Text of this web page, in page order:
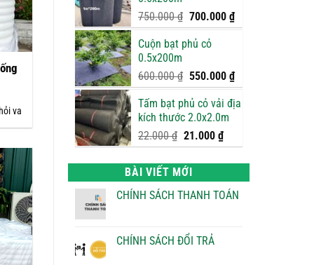
va
900.000 ₫.
750.000₫ Giá
gốc
là:
700.000 ₫Giá
hiện
700.000 ₫.
Cuộn bạt phủ cỏ
0.5x200m
600.000₫ Giá
gốc
là:
600.000 ₫.
550.000 ₫Giá
hiện
tại
Tấm bạt phủ cỏ vải địa
kích thước 2.0x2.0m
22.000₫ Giá
gốc
là:
22.000 ₫.
21.000 ₫Giá
hiện
tại
là:
21.000 ₫.
BÀI VIẾT MỚI
CHÍNH SÁCH THANH TOÁN
luận
ởCHÍNH SÁCH ĐỔI TRẢ